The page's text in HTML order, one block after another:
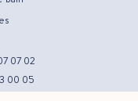
07 02
00 05